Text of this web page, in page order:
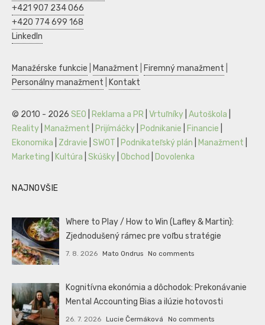
+421 907 234 066
+420 774 699 168
LinkedIn
Manažérske funkcie Manažment Firemný manažment
Personálny manažment
Kontakt
© 2010 - 2026 SEO Reklama a PR Vrtuľníky Autoškola
Reality
Manažment Prijímáčky Podnikanie Financie
Ekonomika
Zdravie SWOT Podnikateľský plán Manažment
Marketing
Kultúra Skúšky Obchod Dovolenka
NAJNOVŠIE
Where to Play / How to Win (Lafley & Martin):
Zjednodušený rámec pre voľbu stratégie
7. 8. 2026 Mato Ondrus No comments
Kognitívna ekonómia a dôchodok: Prekonávanie
Mental Accounting Bias a ilúzie hotovosti
26. 7. 2026 Lucie Čermáková No comments